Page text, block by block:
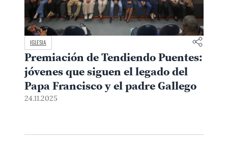
IGLESIA
Premiación de Tendiendo Puentes:
jóvenes que siguen el legado del
Papa Francisco y el padre Gallego
24.11.2025